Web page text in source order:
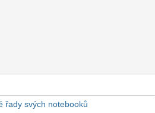
řady svých notebooků